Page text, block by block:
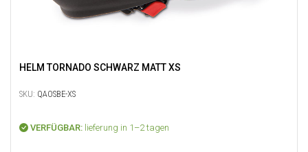
HELM TORNADO SCHWARZ MATT XS
SKU: QAOSBE-XS
VERFÜGBAR: lieferung in 1–2 tagen